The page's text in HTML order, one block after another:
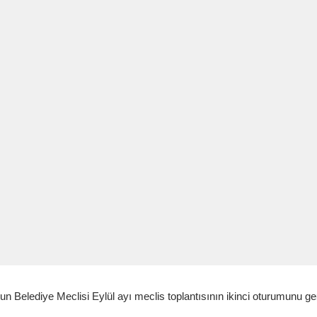
Belediye Meclisi Eylül ayı meclis toplantısının ikinci oturumunu